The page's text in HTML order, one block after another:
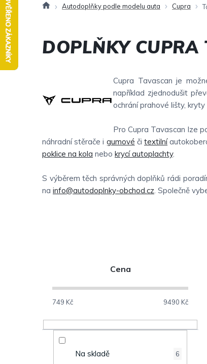
DomůAutodoplňky podle modelu auta Cupra
DOPLŇKY CUPRA
Cupra Tavascan je
například zjednodušit
ochrání prahové lišty,
Pro Cupra Tavascan lze
náhradní stěrače i gumové čitextilní
poklice na kola nebo krycí autoplachty.
S výběrem těch správných doplňků rádi
na info@autodoplnky-obchod.cz. Společně
t
Cena
749 Kč 9490 Kč
Na skladě 6